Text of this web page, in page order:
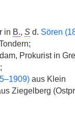
in B., Sd. Sören
Prokurist in
aus Klein
Ziegelberg